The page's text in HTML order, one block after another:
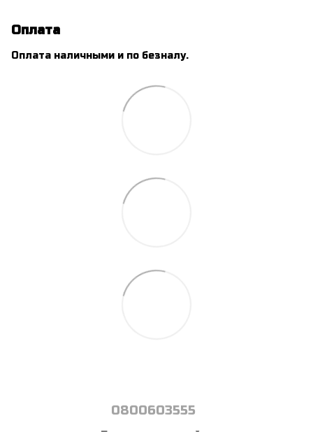
Оплата
Оплата наличными и по безналу.
0800603555